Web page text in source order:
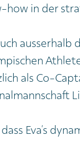
in der
als Co-
Eva’s